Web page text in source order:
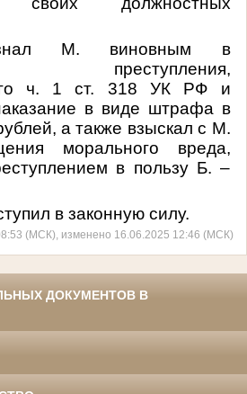
М. виновным в
преступления,
ч. 1 ст. 318 УК РФ и
в виде штрафа в
а также взыскал с М.
морального вреда,
в пользу Б. –
в законную силу.
(МСК), изменено 16.06.2025 12:46 (МСК)
ДОКУМЕНТОВ В